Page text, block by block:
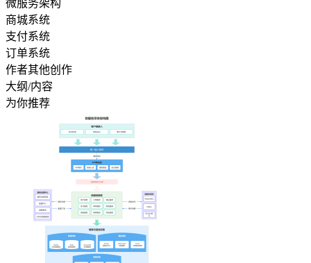
微服务架构
商城系统
支付系统
订单系统
作者其他创作
大纲/内容
为你推荐